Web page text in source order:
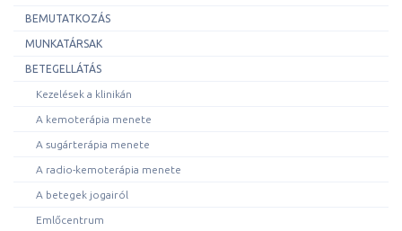
BEMUTATKOZÁS
MUNKATÁRSAK
BETEGELLÁTÁS
Kezelések a klinikán
A kemoterápia menete
A sugárterápia menete
A radio-kemoterápia menete
A betegek jogairól
Emlőcentrum